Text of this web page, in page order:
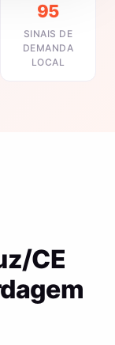
95
SINAIS DE
DEMANDA
LOCAL
CE